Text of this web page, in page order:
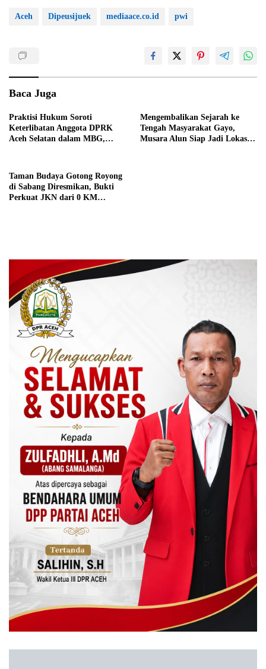
Aceh Dipeusijuek mediaace.co.id pwi
Baca Juga
Praktisi Hukum Soroti
Keterlibatan Anggota DPRK
Aceh Selatan dalam MBG,
Mengembalikan Sejarah ke
Tengah Masyarakat Gayo,
Musara Alun Siap Jadi Lokasi
Taman Budaya Gotong Royong
di Sabang Diresmikan, Bukti
Perkuat JKN dari 0 KM